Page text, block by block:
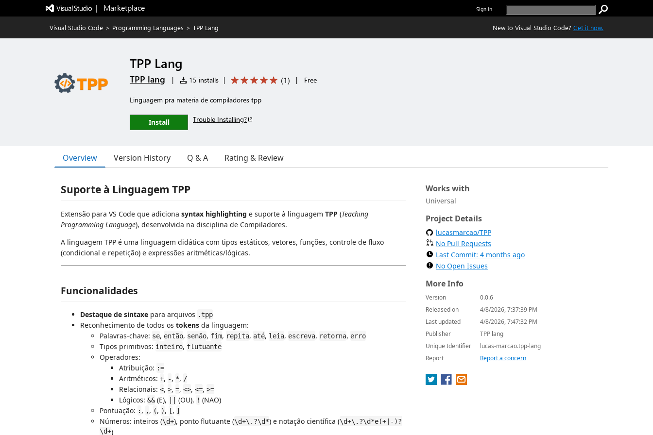
|   Marketplace Sign in
Visual Studio Code > Programming Languages > TPP Lang New to Visual Studio Code? Get it now.
TPP Lang
TPP lang | 15 installs | (1) | Free
Linguagem pra materia de compiladores tpp
Install Trouble Installing?
Overview Version History Q & A Rating & Review
Suporte à Linguagem TPP
Extensão para VS Code que adiciona syntax highlighting e suporte à linguagem TPP (Teaching
Programming Language), desenvolvida na disciplina de Compiladores.
A linguagem TPP é uma linguagem didática com tipos estáticos, vetores, funções, controle de fluxo
(condicional e repetição) e expressões aritméticas/lógicas.
Funcionalidades
Destaque de sintaxe para arquivos .tpp
Reconhecimento de todos os tokens da linguagem:
Palavras‑chave: se, então, senão, fim, repita, até, leia, escreva, retorna, erro
Tipos primitivos: inteiro, flutuante
Operadores:
Atribuição: :=
Aritméticos: +, -, *, /
Relacionais: <, >, =, <>, <=, >=
Lógicos: &&(E), || (OU), ! (NAO)
Pontuação: : , ,, (, ), [, ]
Números: inteiros (\d+), ponto flutuante (\d+\.?\d*) e notação científica (\d+\.?\d*e(+|-)?
\d+)
Works with
Universal
Project Details
lucasmarcao/TPP
No Pull Requests
Last Commit: 4 months ago
No Open Issues
More Info
Version
0.0.6
Released on
4/8/2026, 7:37:39 PM
Last updated
4/8/2026, 7:47:32 PM
Publisher
TPP lang
Unique Identifier
lucas-marcao.tpp-lang
Report
Report a concern